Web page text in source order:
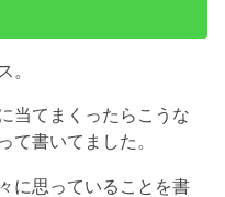
。
当てまくったらこうな
て書いてました。
に思っていることを書